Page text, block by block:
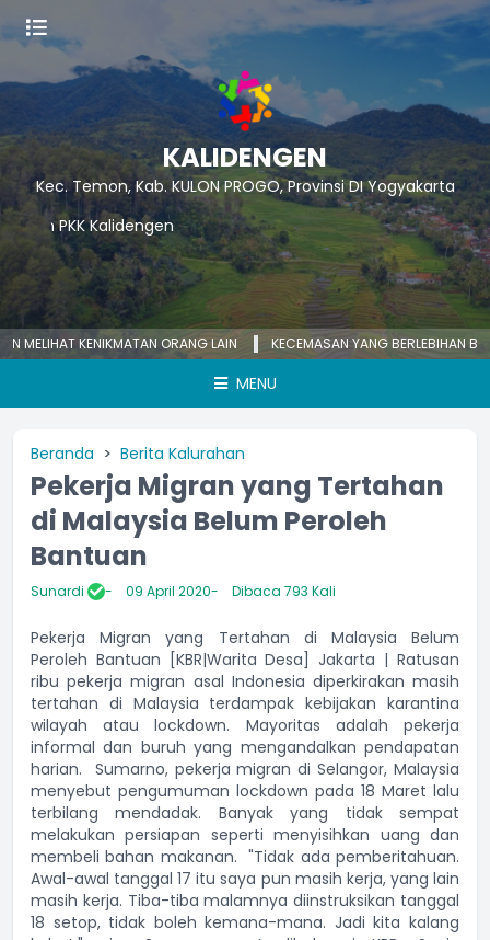
KALIDENGEN
Kec. Temon, Kab. KULON PROGO, Provinsi DI Yogyakarta
KENIKMATAN ORANG LAIN KECEMASAN YANG BERLEBIHAN BISA
MENU
Beranda Berita Kalurahan
Pekerja Migran yang Tertahan
di Malaysia Belum Peroleh
Bantuan
Sunardi 09 April 2020 Dibaca 793 Kali
Pekerja Migran yang Tertahan di Malaysia Belum
Peroleh Bantuan [KBR|Warita Desa] Jakarta | Ratusan
ribu pekerja migran asal Indonesia diperkirakan masih
tertahan di Malaysia terdampak kebijakan karantina
wilayah atau lockdown. Mayoritas adalah pekerja
informal dan buruh yang mengandalkan pendapatan
harian. Sumarno, pekerja migran di Selangor, Malaysia
menyebut pengumuman lockdown pada 18 Maret lalu
terbilang mendadak. Banyak yang tidak sempat
melakukan persiapan seperti menyisihkan uang dan
membeli bahan makanan. "Tidak ada pemberitahuan.
Awal-awal tanggal 17 itu saya pun masih kerja, yang lain
masih kerja. Tiba-tiba malamnya diinstruksikan tanggal
18 setop, tidak boleh kemana-mana. Jadi kita kalang